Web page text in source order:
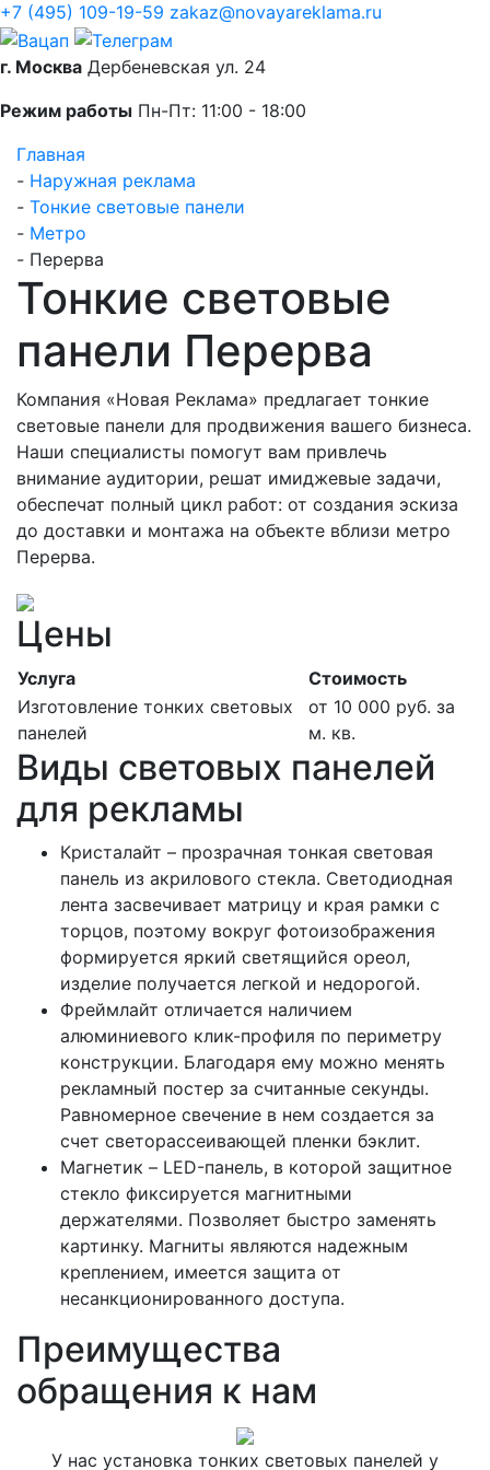
+7 (495) 109-19-59 zakaz@novayareklama.ru
г. Москва Дербеневская ул. 24
Режим работы Пн-Пт: 11:00 - 18:00
Главная
- Наружная реклама
- Тонкие световые панели
- Метро
- Перерва
Тонкие световые
панели Перерва
Компания «Новая Реклама» предлагает тонкие
световые панели для продвижения вашего бизнеса.
Наши специалисты помогут вам привлечь
внимание аудитории, решат имиджевые задачи,
обеспечат полный цикл работ: от создания эскиза
до доставки и монтажа на объекте вблизи метро
Перерва.
Цены
Услуга
Стоимость
Изготовление тонких световых
панелей
от 10 000 руб. за
м. кв.
Виды световых панелей
для рекламы
Кристалайт – прозрачная тонкая световая
панель из акрилового стекла. Светодиодная
лента засвечивает матрицу и края рамки с
торцов, поэтому вокруг фотоизображения
формируется яркий светящийся ореол,
изделие получается легкой и недорогой.
Фреймлайт отличается наличием
алюминиевого клик-профиля по периметру
конструкции. Благодаря ему можно менять
рекламный постер за считанные секунды.
Равномерное свечение в нем создается за
счет светорассеивающей пленки бэклит.
Магнетик – LED-панель, в которой защитное
стекло фиксируется магнитными
держателями. Позволяет быстро заменять
картинку. Магниты являются надежным
креплением, имеется защита от
несанкционированного доступа.
Преимущества
обращения к нам
У нас установка тонких световых панелей у